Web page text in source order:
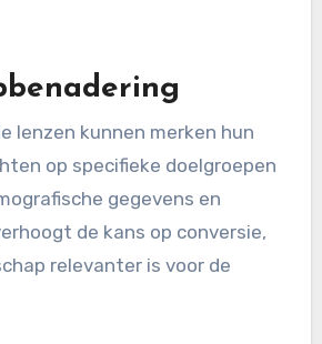
lenzen kunnen merken hun
op specifieke doelgroepen
gegevens en
de kans op conversie,
relevanter is voor de